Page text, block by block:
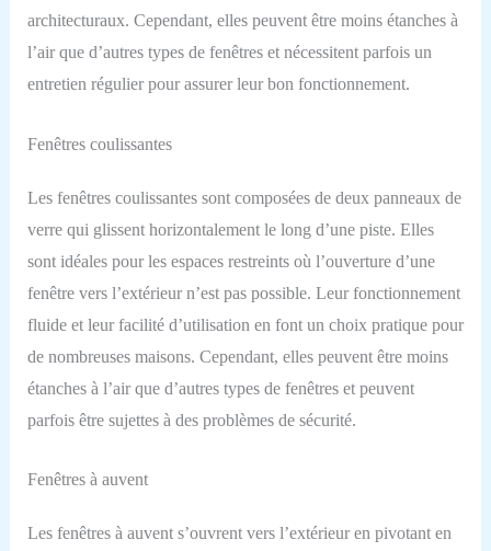
architecturaux. Cependant, elles peuvent être moins étanches à
l’air que d’autres types de fenêtres et nécessitent parfois un
entretien régulier pour assurer leur bon fonctionnement.
Fenêtres coulissantes
Les fenêtres coulissantes sont composées de deux panneaux de
verre qui glissent horizontalement le long d’une piste. Elles
sont idéales pour les espaces restreints où l’ouverture d’une
fenêtre vers l’extérieur n’est pas possible. Leur fonctionnement
fluide et leur facilité d’utilisation en font un choix pratique pour
de nombreuses maisons. Cependant, elles peuvent être moins
étanches à l’air que d’autres types de fenêtres et peuvent
parfois être sujettes à des problèmes de sécurité.
Fenêtres à auvent
Les fenêtres à auvent s’ouvrent vers l’extérieur en pivotant en